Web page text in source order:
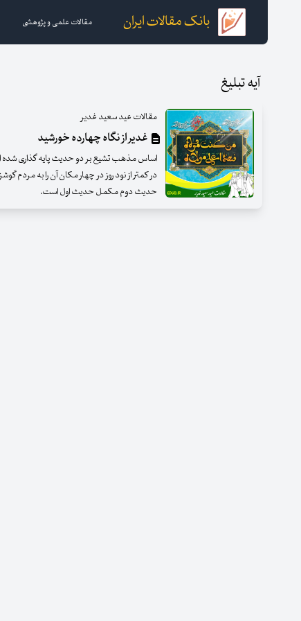
بانک مقالات ایران مقالات علمی و پژوهشی
آیه تبلیغ
مقالات عید سعید غدیر
غدیر از نگاه چهارده خورشید
اساس مذهب تشیع بر دو حدیث پایه گذاری
در کمتر از نود روز در چهار مکان آن را به
حدیث دوم مکمل حدیث اول است.